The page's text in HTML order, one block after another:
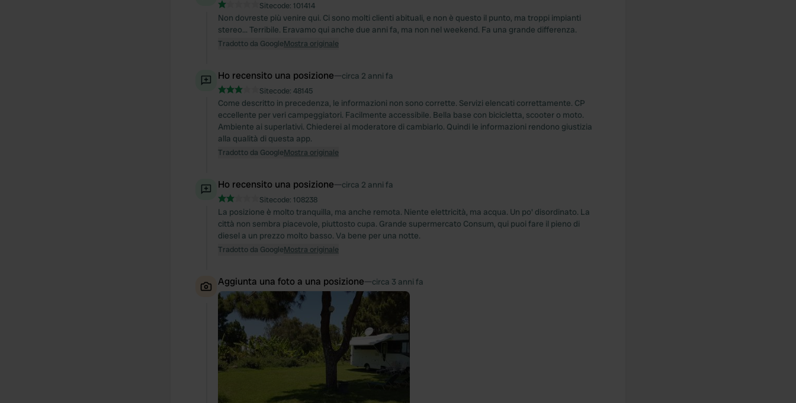
Sitecode: 101414
Non dovreste più venire qui. Ci sono molti clienti abituali, e non è questo il punto, ma troppi impianti
stereo... Terribile. Eravamo qui anche due anni fa, ma non nel weekend. Fa una grande differenza.
Tradotto da GoogleMostra originale
Ho recensito una posizione—circa 2 anni fa
Sitecode: 48145
Come descritto in precedenza, le informazioni non sono corrette. Servizi elencati correttamente. CP
eccellente per veri campeggiatori. Facilmente accessibile. Bella base con bicicletta, scooter o moto.
Ambiente ai superlativi. Chiederei al moderatore di cambiarlo. Quindi le informazioni rendono giustizia
alla qualità di questa app.
Tradotto da GoogleMostra originale
Ho recensito una posizione—circa 2 anni fa
Sitecode: 108238
La posizione è molto tranquilla, ma anche remota. Niente elettricità, ma acqua. Un po' disordinato. La
città non sembra piacevole, piuttosto cupa. Grande supermercato Consum, qui puoi fare il pieno di
diesel a un prezzo molto basso. Va bene per una notte.
Tradotto da GoogleMostra originale
Aggiunta una foto a una posizione—circa 3 anni fa